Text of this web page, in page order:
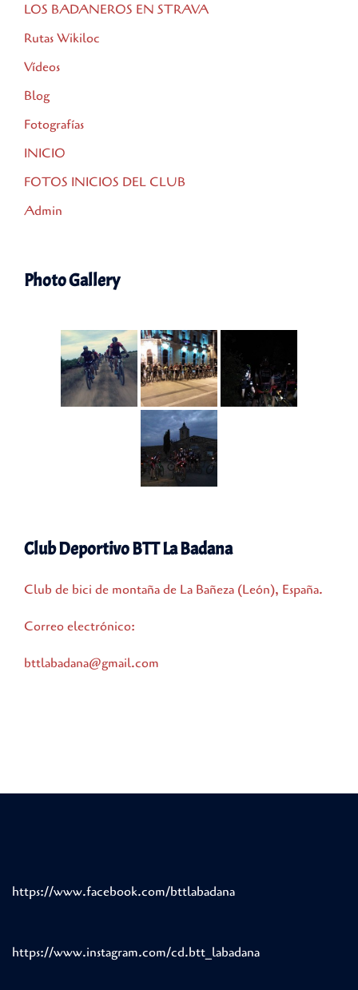
LOS BADANEROS EN STRAVA
Rutas Wikiloc
Vídeos
Blog
Fotografías
INICIO
FOTOS INICIOS DEL CLUB
Admin
Photo Gallery
Club Deportivo BTT La Badana
Club de bici de montaña de La Bañeza (León), España.
Correo electrónico:
bttlabadana@gmail.com
https://www.facebook.com/bttlabadana
https://www.instagram.com/cd.btt_labadana